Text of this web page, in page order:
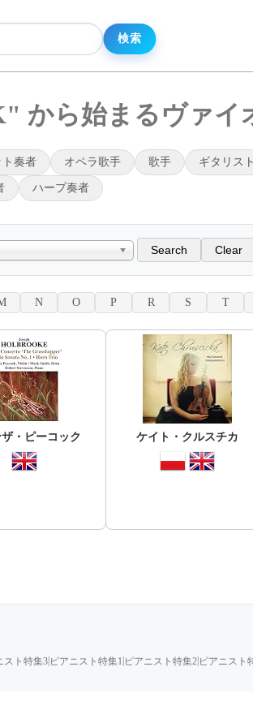
から始まるヴァイ
ト奏者 オペラ歌手 歌手 ギタリスト
ハープ奏者
N O P R S T
・ピーコック ケイト・クルスチカ
スト特集3| ピアニスト特集1 ピアニスト特集2 ピアニスト